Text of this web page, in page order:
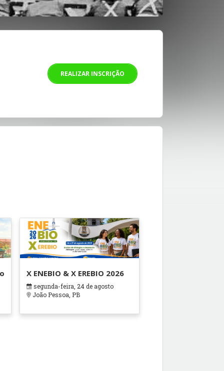
REALIZAR INSCRIÇÃO
X ENEBIO & X EREBIO 2026
segunda-feira, 24 de agosto
João Pessoa, PB